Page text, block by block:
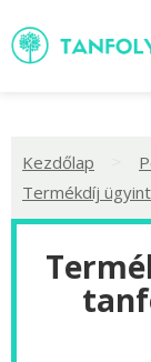
Kezdőlap
Termékdíj